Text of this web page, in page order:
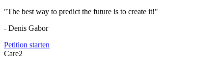
"The best way to predict the future is to create it!"
- Denis Gabor
Petition starten
Care2